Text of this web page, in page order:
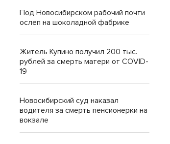
Под Новосибирском рабочий почти
ослеп на шоколадной фабрике
Житель Купино получил 200 тыс.
рублей за смерть матери от COVID-
19
Новосибирский суд наказал
водителя за смерть пенсионерки на
вокзале